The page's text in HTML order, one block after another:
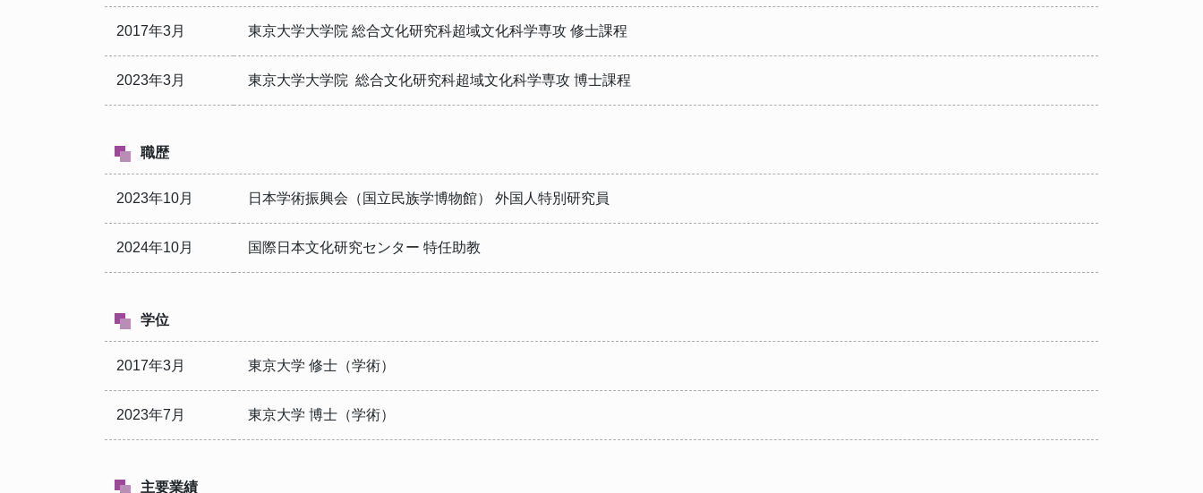
2017年3月 東京大学大学院 総合文化研究科超域文化科学専攻 修士課程
2023年3月 東京大学大学院 総合文化研究科超域文化科学専攻 博士課程
職歴
2023年10月 日本学術振興会（国立民族学博物館） 外国人特別研究員
2024年10月 国際日本文化研究センター 特任助教
学位
2017年3月 東京大学 修士（学術）
2023年7月 東京大学 博士（学術）
主要業績